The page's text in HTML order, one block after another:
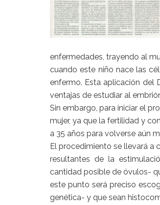
enfermedades, trayendo al
cuando este niño nace las
enfermo. Esta aplicación del
ventajas de estudiar al
Sin embargo, para iniciar el
mujer, ya que la fertilidad y
a 35 años para volverse aún
El procedimiento se llevará a
resultantes de la
cantidad posible de óvulos-
este punto será preciso
genética- y que sean